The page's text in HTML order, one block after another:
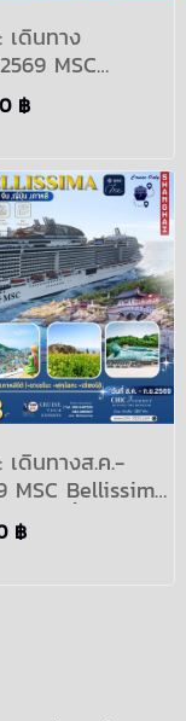
เดินทาง
MSC
ล่องเรือ
เรือเซี่ยงไฮ้
คืน
JAPAN MSC
฿
เดินทางส.ค.-
MSC Bellissima
ราญ ขึ้นเรือ
จีน) เที่ยวญี่ปุ่น
฿